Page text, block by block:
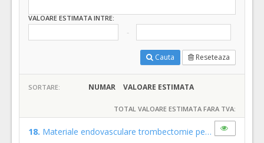
VALOARE ESTIMATA INTRE:
Cauta Reseteaza
SORTARE: NUMAR VALOARE ESTIMATA
TOTAL VALOARE ESTIMATA FARA TVA:
18. Materiale endovasculare trombectomie pentru ocluzie proximala